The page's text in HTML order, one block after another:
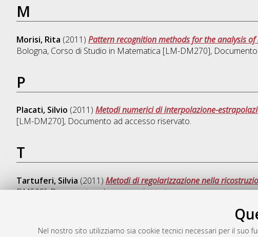
Nel nostro sito utilizziamo sia cookie tecnici necessari per il suo
M
Morisi, Rita (2011) Pattern recognition methods for the analysis
Bologna, Corso di Studio in Matematica [LM-DM270],
P
Placati, Silvio (2011) Metodi numerici di interpolazione-
[LM-DM270], Documento ad accesso riservato.
T
Tartuferi, Silvia (2011) Metodi di regolarizzazione nella
DM509], Documento ad accesso riservato.